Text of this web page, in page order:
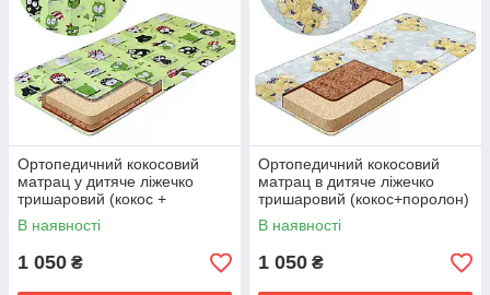
Ортопедичний кокосовий
матрац у дитяче ліжечко
тришаровий (кокос +
поролон) 120х60х10 см
В наявності
1 050 ₴
Ортопедичний кокосовий
матрац в дитяче ліжечко
тришаровий (кокос+поролон)
120х60х10 см
В наявності
1 050 ₴